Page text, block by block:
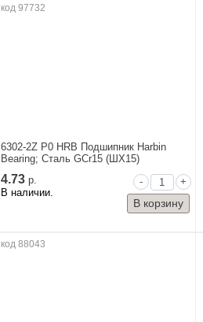
код 97732
6302-2Z P0 HRB Подшипник Harbin
Bearing; Сталь GCr15 (ШХ15)
4.73 р.
В наличии.
- +
код 88043